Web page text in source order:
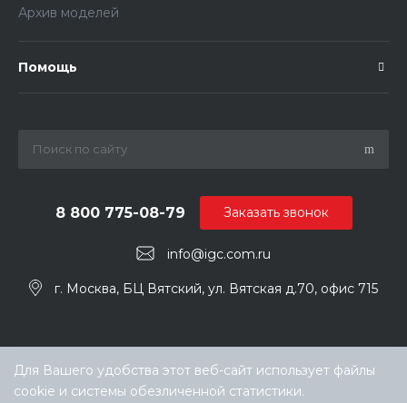
Архив моделей
Помощь
info@igc.com.ru
8 800 775-08-79
г. Москва, БЦ Вятский, ул. Вятская д.70, офис 715
Заказать звонок
Для Вашего удобства этот веб-сайт использует файлы
cookie и системы обезличенной статистики.